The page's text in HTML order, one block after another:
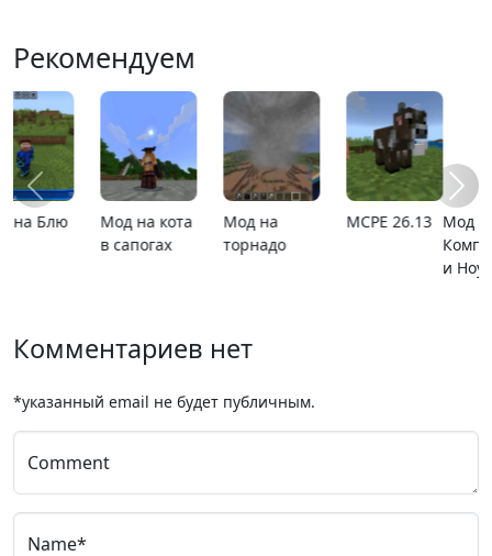
Рекомендуем
Мод на
Компьютеры
Мод Верити MCPE 26.1 Карта ада
Комментариев нет
*указанный email не будет публичным.
Comment
Name*